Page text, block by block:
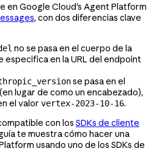
en Google Cloud's Agent Platform
, con dos diferencias clave
no se pasa en el cuerpo de la
especifica en la URL del endpoint
se pasa en el
lugar de como un encabezado),
el valor vertex-2023-10-16.
con los SDKs de cliente
te muestra cómo hacer una
usando uno de los SDKs de